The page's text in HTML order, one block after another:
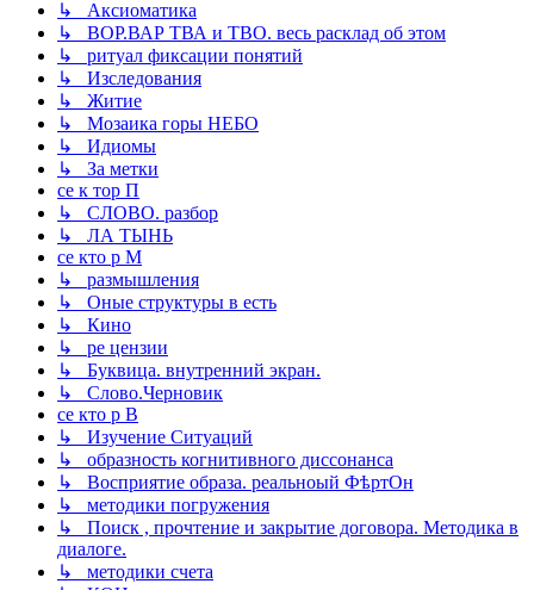
↳ Аксиоматика
↳ ВОР.ВАР ТВА и ТВО. весь расклад об этом
↳ ритуал фиксации понятий
↳ Изследования
↳ Житие
↳ Мозаика горы НЕБО
↳ Идиомы
↳ За метки
се к тор П
↳ СЛОВО. разбор
↳ ЛА ТЫНЬ
се кто р М
↳ размышления
↳ Оные структуры в есть
↳ Кино
↳ ре цензии
↳ Буквица. внутренний экран.
↳ Слово.Черновик
се кто р В
↳ Изучение Ситуаций
↳ образность когнитивного диссонанса
↳ Восприятие образа. реальноый ФѣртОн
↳ методики погружения
↳ Поиск , прочтение и закрытие договора. Методика в
диалоге.
↳ методики счета